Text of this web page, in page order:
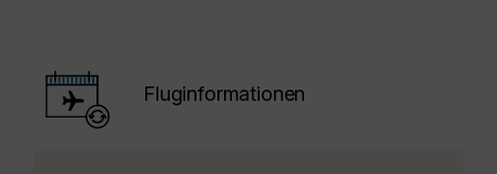
Fluginformationen